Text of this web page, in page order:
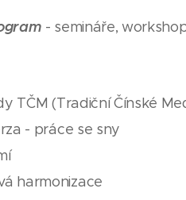
- semináře,
TČM (Tradiční Čínské
- práce se sny
harmonizace